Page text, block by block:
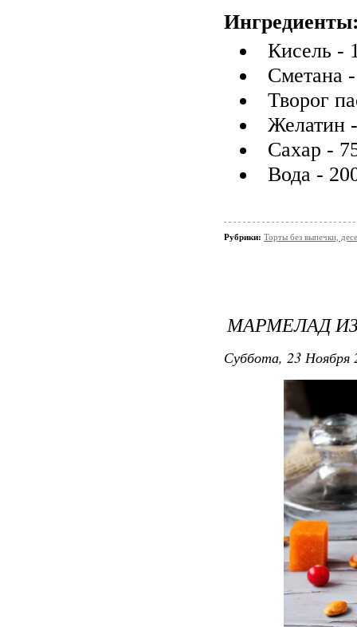
Кисель -
Сметана
Творог
Желатин
Сахар -
Вода -
Рубрики: Торты без выпечки,
МАРМЕЛАД
Суббота, 23 Ноября